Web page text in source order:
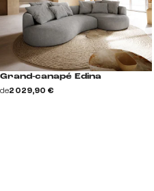
Grand-canapé Edina
de2 029,90 €